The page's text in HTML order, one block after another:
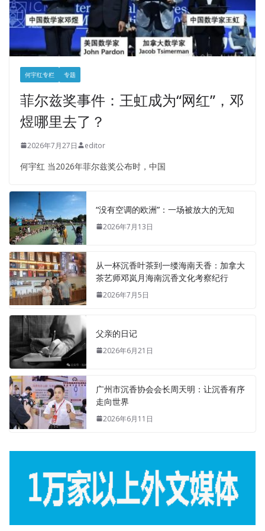
何宇红专栏 专题
菲尔兹奖事件：王虹成为“网红”，邓
煜哪里去了？
2026年7月27日 editor
何宇红 当2026年菲尔兹奖公布时，中国
“没有空调的欧洲”：一场被放大的无知
2026年7月13日
从一杯沉香叶茶到一缕海南天香：加拿大
茶艺师邓岚月海南沉香文化考察纪行
2026年7月5日
父亲的日记
2026年6月21日
广州市沉香协会会长周天明：让沉香有序
走向世界
2026年6月11日